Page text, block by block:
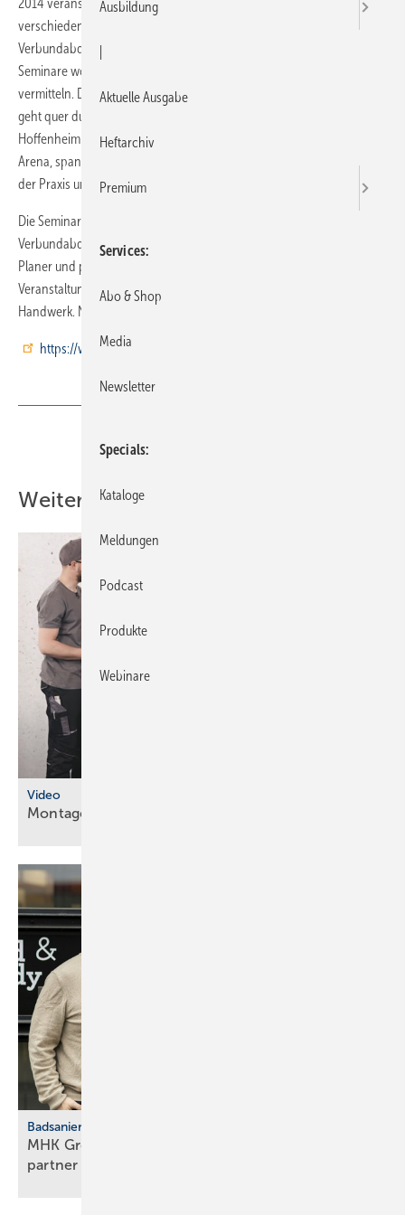
2014 veranstaltet Tece eine besondere Veranstaltungsreihe: In neun
verschiedenen Stadien geht es um die Themen Seal System und
Verbundabdichtungen an Punkt- und Linienabläufen. Die Tece-
Seminare wollen vertieftes Praxiswissen rund um dieses Thema
vermitteln. Die Stadien-Tour beginnt im Berliner Olympiastadion und
geht quer durch die Republik. Die Wirsol Rhein-Neckar-Arena in
Hoffenheim wird 2014 die letzte Station sein. Eine Führung durch die
Arena, spannende Referate, tragfähige Kooperationen, Beispiele aus
der Praxis und jede Menge Handreichungen gehören zum Programm.
Die Seminare mit dem Titel „Punkt. Linie. Dicht! Praxiswissen
Verbundabdichtung in Sanitärräumen“ richten sich an Architekten,
Planer und planende Handwerker. Darüber hinaus gibt es die
Veranstaltung auch passgenau für Teilnehmer aus Handel und
Handwerk. Nähere Infos und Anmeldungen unter
https://www.tece.com/de/academy
Weitere Inhalte
Video
Montageanleitungen fürs
Badsanierung
MHK Group: Der erste Bad & Body-Franchise­
partner legt
Ausbildung
Aktuelle Ausgabe
Heftarchiv
Premium
Services
Abo & Shop
Media
Newsletter
Specials
Kataloge
Meldungen
Podcast
Produkte
Webinare